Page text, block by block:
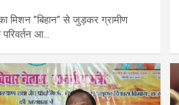
मिशन ’’बिहान’’ से जुड़कर ग्रामीण
आ…